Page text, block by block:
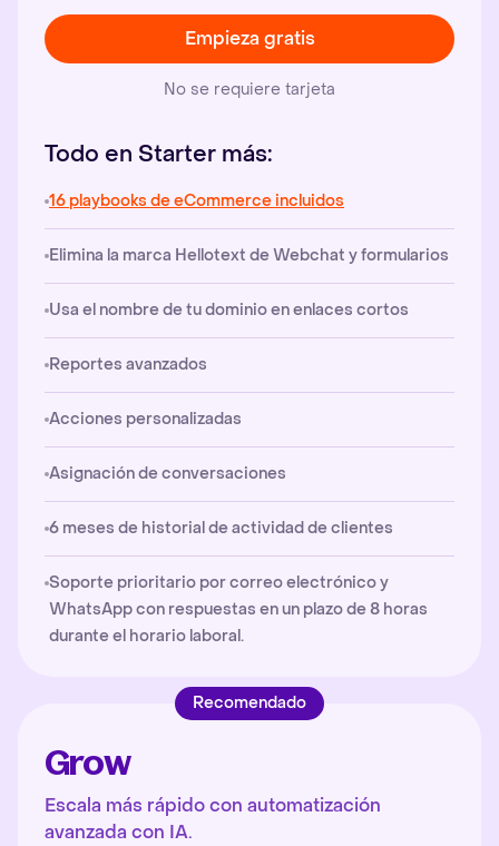
Empieza gratis
No se requiere tarjeta
Todo en Starter más:
16 playbooks de eCommerce incluidos
Elimina la marca Hellotext de Webchat y formularios
Usa el nombre de tu dominio en enlaces cortos
Reportes avanzados
Acciones personalizadas
Asignación de conversaciones
6 meses de historial de actividad de clientes
Soporte prioritario por correo electrónico y
WhatsApp con respuestas en un plazo de 8 horas
durante el horario laboral.
Recomendado
Grow
Escala más rápido con automatización
avanzada con IA.